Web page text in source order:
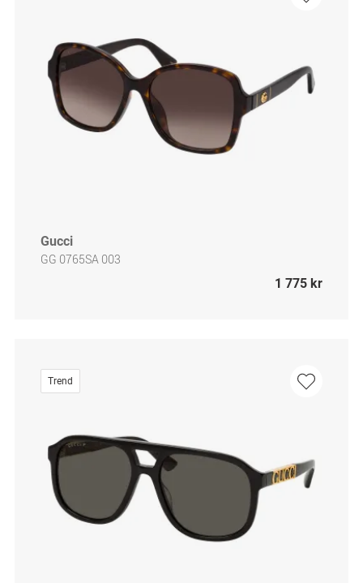
Gucci
GG 0765SA 003
1 775 kr
Trend